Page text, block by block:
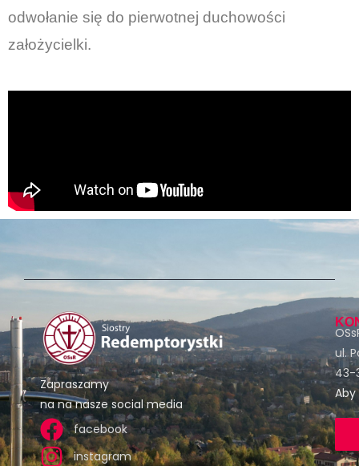
odwołanie się do pierwotnej duchowości
założycielki.
Zapraszamy
na na nasze social media
facebook
instagram
ul.
43-